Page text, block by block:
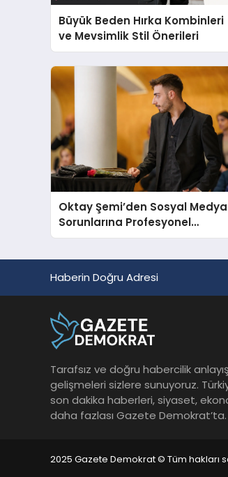
Büyük Beden Hırka Kombinleri
ve Mevsimlik Stil Önerileri
Oktay Şemi’den Sosyal Medya
Sorunlarına Profesyonel
Müdahale ve Hızlı Çözüm
Haberin Doğru Adresi
Tarafsız ve doğru habercilik
gelişmeleri sizlere sunuyoruz.
son dakika haberleri, siyaset,
daha fazlası Gazete Demokrat’ta.
2025 Gazete Demokrat © Tüm hakları